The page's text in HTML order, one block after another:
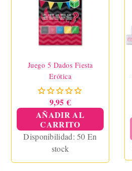
Juego 5 Dados Fiesta
Erótica
9,95 €
AÑADIR AL
CARRITO
Disponibilidad:50 En
stock